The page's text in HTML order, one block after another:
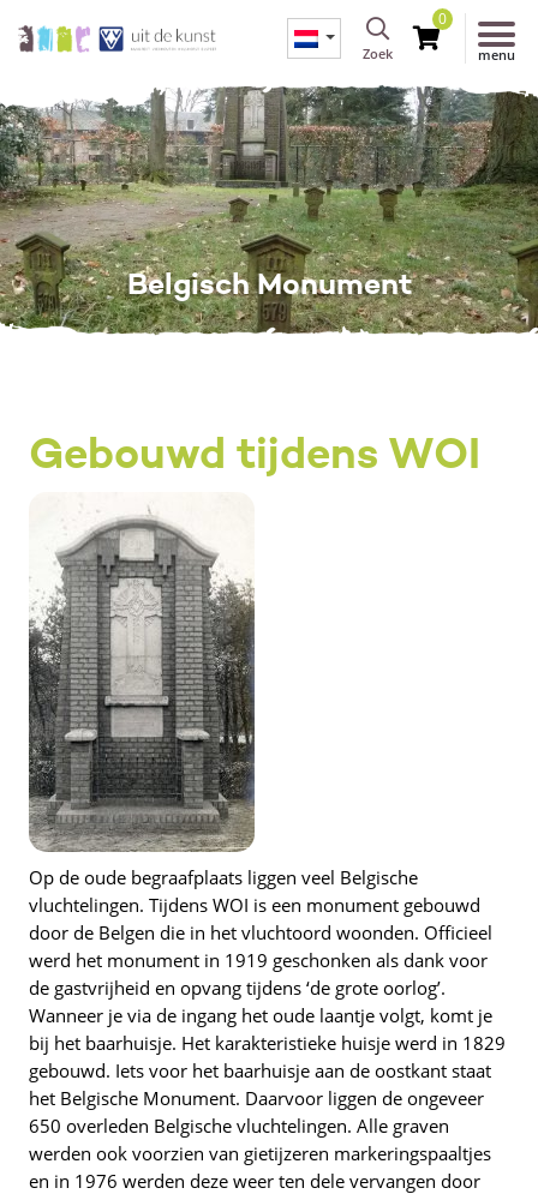
Zoek
0
menu
Belgisch Monument
Gebouwd tijdens WOI
Op de oude begraafplaats liggen veel Belgische
vluchtelingen. Tijdens WOI is een monument gebouwd
door de Belgen die in het vluchtoord woonden. Officieel
werd het monument in 1919 geschonken als dank voor
de gastvrijheid en opvang tijdens ‘de grote oorlog’.
Wanneer je via de ingang het oude laantje volgt, komt je
bij het baarhuisje. Het karakteristieke huisje werd in 1829
gebouwd. Iets voor het baarhuisje aan de oostkant staat
het Belgische Monument. Daarvoor liggen de ongeveer
650 overleden Belgische vluchtelingen. Alle graven
werden ook voorzien van gietijzeren markeringspaaltjes
en in 1976 werden deze weer ten dele vervangen door